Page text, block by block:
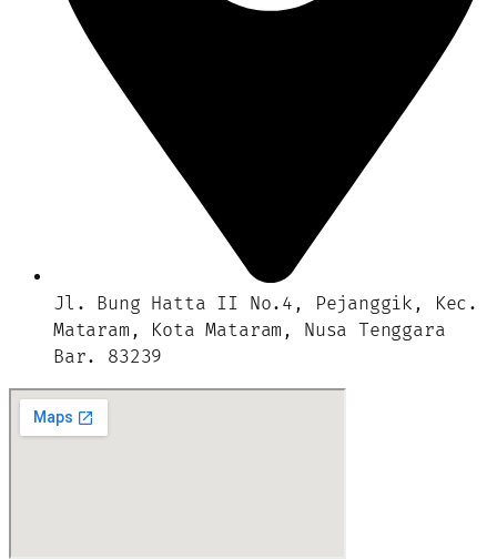
Jl. Bung Hatta II No.4, Pejanggik, Kec.
Mataram, Kota Mataram, Nusa Tenggara
Bar. 83239